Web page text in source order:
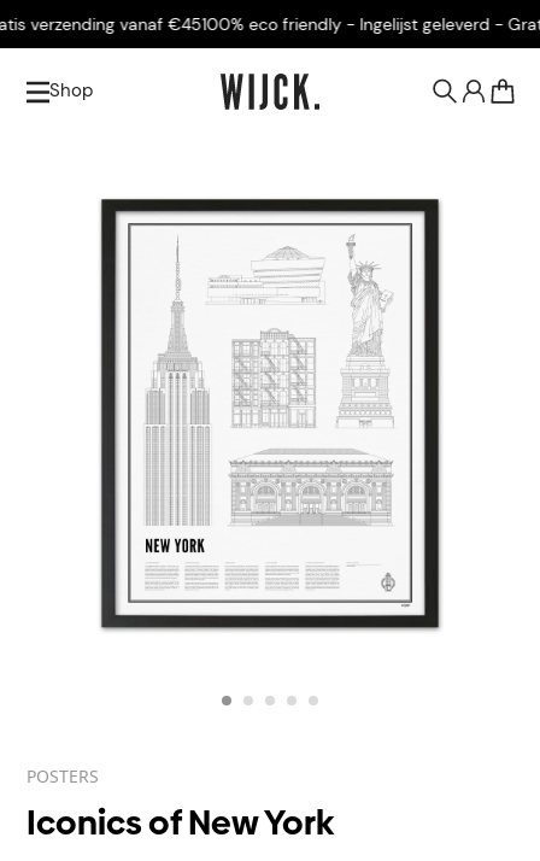
vanaf €45100% eco friendly - Ingelijst geleverd - Gratis
Shop
POSTERS
Iconics of New York